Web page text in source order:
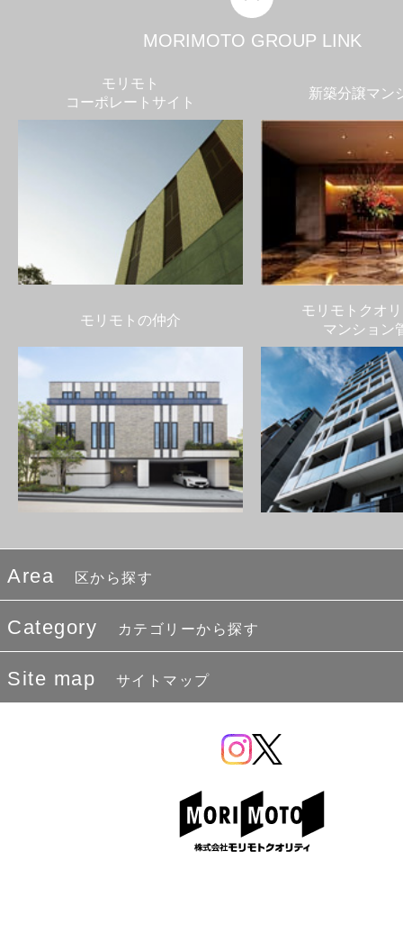
MORIMOTO GROUP LINK
モリモト
コーポレートサイト
新築分譲マン
モリモトの仲介
モリモトクオ
マンション
Area 区から探す
Category カテゴリーから探す
Site map サイトマップ